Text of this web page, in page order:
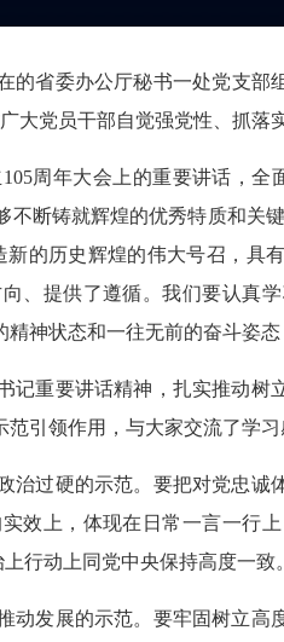
省委办公厅秘书一处党支部
大党员干部自觉强党性、抓落
周年大会上的重要讲话，全
断铸就辉煌的优秀特质和关
的历史辉煌的伟大号召，
、提供了遵循。我们要认真
神状态和一往无前的奋斗姿态
重要讲话精神，扎实推动树
引领作用，与大家交流了学习
过硬的示范。要把对党忠诚
效上，体现在日常一言一行
行动上同党中央保持高度一致。
发展的示范。要牢固树立高